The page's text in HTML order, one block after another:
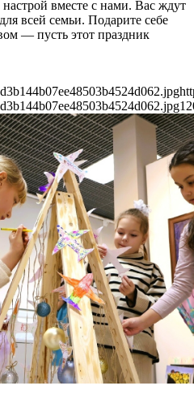
вместе с нами. Вас ждут
всей семьи. Подарите себе
— пусть этот праздник